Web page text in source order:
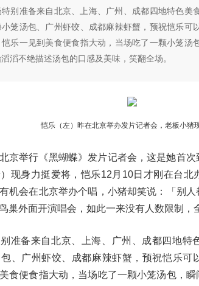
别准备来自北京、上海、广州、成都四地特色美
笼汤包、广州虾饺、成都麻辣虾蟹，预祝恺乐可
乐一见到美食便食指大动，当场吃了一颗小笼汤
滔不绝描述汤包的口感及美味，笑翻全场。
恺乐（左）昨在北京举办发片记者会，老板小猪
京举行《黑蝴蝶》发片记者会，这是她首
现身力挺爱将，恺乐12月10日才刚在台北
机会在北京举办个唱，小猪却笑说：「别
巢外面开演唱会，如此一来没有人数限制，
准备来自北京、上海、广州、成都四地特
、广州虾饺、成都麻辣虾蟹，预祝恺乐可
食便食指大动，当场吃了一颗小笼汤包，